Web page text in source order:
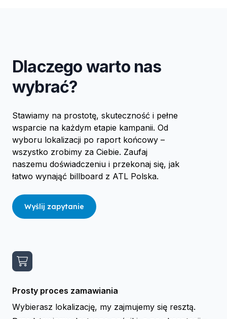
Dlaczego warto nas
wybrać?
Stawiamy na prostotę, skuteczność i pełne
wsparcie na każdym etapie kampanii. Od
wyboru lokalizacji po raport końcowy –
wszystko zrobimy za Ciebie. Zaufaj
naszemu doświadczeniu i przekonaj się, jak
łatwo wynająć billboard z ATL Polska.
Wyślij zapytanie
Prosty proces zamawiania
Wybierasz lokalizację, my zajmujemy się resztą.